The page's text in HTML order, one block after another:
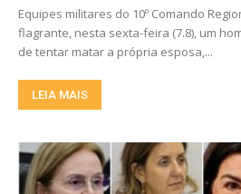
Equipes militares do 10º Comando
flagrante, nesta sexta-feira (7.8), um
de tentar matar a própria esposa,...
LEIA MAIS